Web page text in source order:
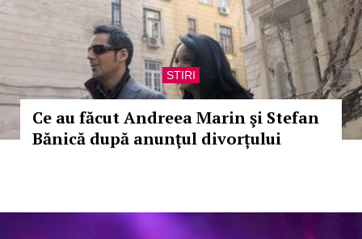
STIRI
Ce au făcut Andreea Marin şi Stefan
Bănică după anunţul divorțului